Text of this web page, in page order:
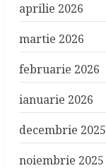
aprilie 2026
martie 2026
februarie 2026
ianuarie 2026
decembrie 2025
noiembrie 2025